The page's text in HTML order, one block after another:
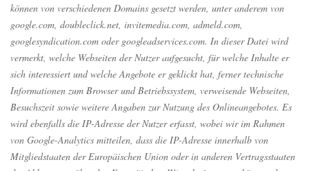
können von verschiedenen Domains gesetzt werden, unter anderem von
google.com, doubleclick.net, invitemedia.com, admeld.com,
googlesyndication.com oder googleadservices.com. In dieser Datei wird
vermerkt, welche Webseiten der Nutzer aufgesucht, für welche Inhalte er
sich interessiert und welche Angebote er geklickt hat, ferner technische
Informationen zum Browser und Betriebssystem, verweisende Webseiten,
Besuchszeit sowie weitere Angaben zur Nutzung des Onlineangebotes. Es
wird ebenfalls die IP-Adresse der Nutzer erfasst, wobei wir im Rahmen
von Google-Analytics mitteilen, dass die IP-Adresse innerhalb von
Mitgliedstaaten der Europäischen Union oder in anderen Vertragsstaaten